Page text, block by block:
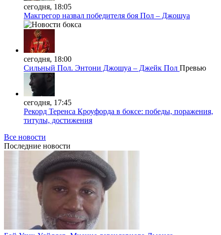
сегодня, 18:05
Макгрегор назвал победителя боя Пол – Джошуа
сегодня, 18:00
Сильный Пол. Энтони Джошуа – Джейк Пол Превью
сегодня, 17:45
Рекорд Теренса Кроуфорда в боксе: победы, поражения,
титулы, достижения
Все новости
Последние новости